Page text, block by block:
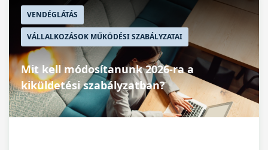
VENDÉGLÁTÁS
VÁLLALKOZÁSOK MŰKÖDÉSI SZABÁLYZATAI
Mit kell módosítanunk 2026-ra a
kiküldetési szabályzatban?